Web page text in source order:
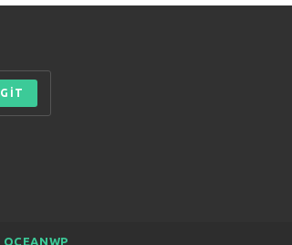
GİT
OCEANWP